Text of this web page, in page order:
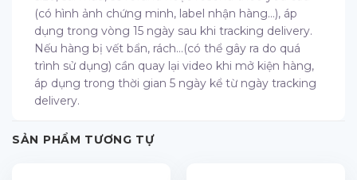
(có hình ảnh chứng minh, label nhận hàng…), áp
dụng trong vòng 15 ngày sau khi tracking delivery.
Nếu hàng bị vết bẩn, rách…(có thể gây ra do quá
trình sử dụng) cần quay lại video khi mở kiện hàng,
áp dụng trong thời gian 5 ngày kể từ ngày tracking
delivery.
SẢN PHẨM TƯƠNG TỰ